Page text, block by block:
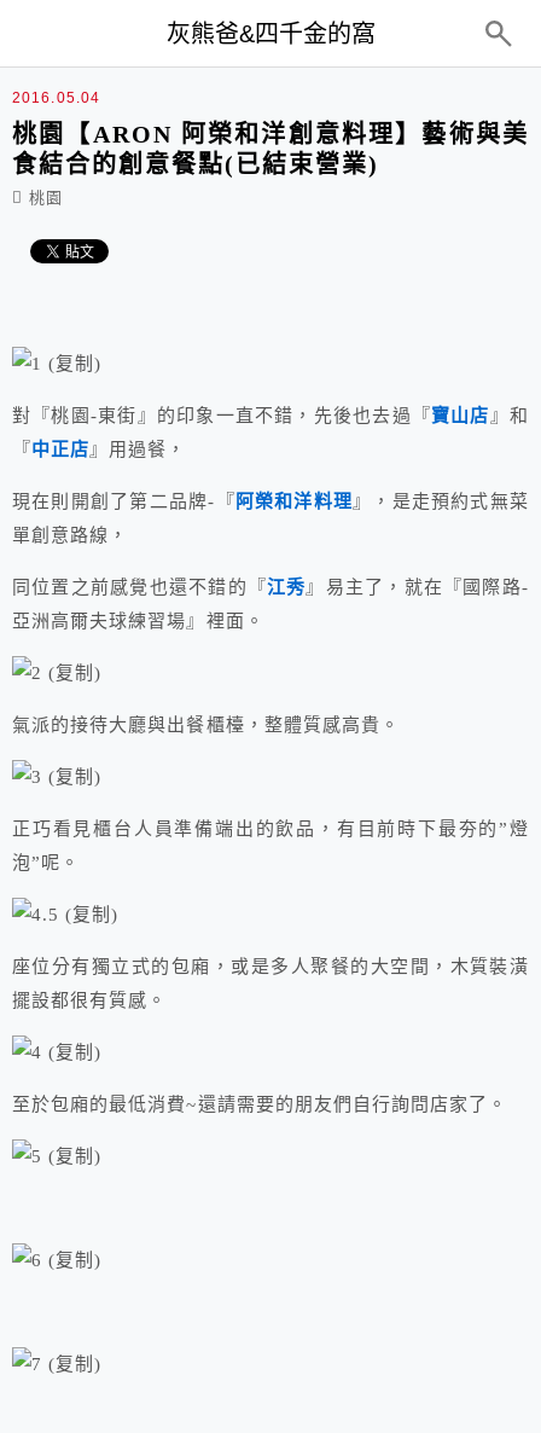
灰熊爸&四千金的窩
2016.05.04
桃園【ARON 阿榮和洋創意料理】藝術與美
食結合的創意餐點(已結束營業)
桃園
對『桃園-東街』的印象一直不錯，先後也去過『寶山店』和
『中正店』用過餐，
現在則開創了第二品牌-『阿榮和洋料理』，是走預約式無菜
單創意路線，
同位置之前感覺也還不錯的『江秀』易主了，就在『國際路-
亞洲高爾夫球練習場』裡面。
氣派的接待大廳與出餐櫃檯，整體質感高貴。
正巧看見櫃台人員準備端出的飲品，有目前時下最夯的”燈
泡”呢。
座位分有獨立式的包廂，或是多人聚餐的大空間，木質裝潢
擺設都很有質感。
至於包廂的最低消費~還請需要的朋友們自行詢問店家了。